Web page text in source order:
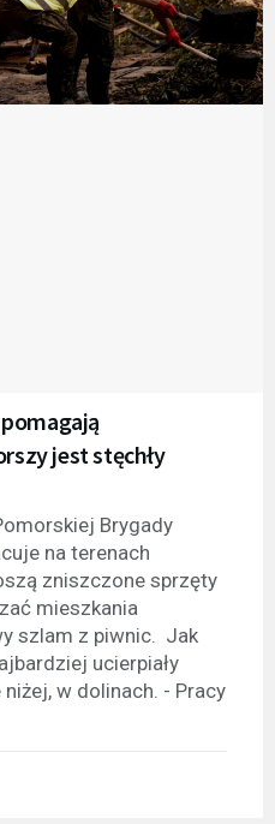
jest stęchły
Brygady
na terenach
zniszczone sprzęty
mieszkania
szlam z piwnic. Jak
ucierpiały
w dolinach. - Pracy